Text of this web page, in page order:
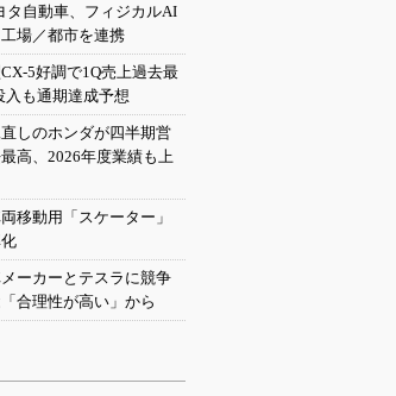
タ自動車、フィジカルAI
場／都市を連携
5好調で1Q売上過去最
入も通期達成予想
しのホンダが四半期営
高、2026年度業績も上
移動用「スケーター」
ーカーとテスラに競争
合理性が高い」から